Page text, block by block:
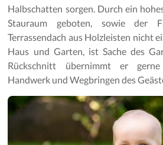
Halbschatten sorgen. Durch ein
Stauraum geboten, sowie der
Terrassendach aus Holzleisten nicht
Haus und Garten, ist Sache des
Rückschnitt übernimmt er
Handwerk und Wegbringen des